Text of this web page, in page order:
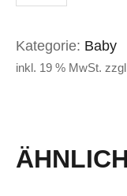
Kategorie: Baby
inkl. 19 % MwSt.